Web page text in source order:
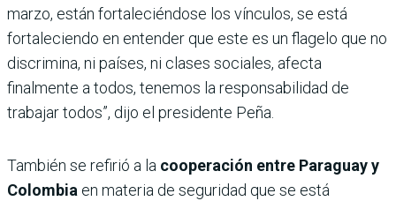
marzo, están fortaleciéndose los vínculos, se está
fortaleciendo en entender que este es un flagelo que no
discrimina, ni países, ni clases sociales, afecta
finalmente a todos, tenemos la responsabilidad de
trabajar todos”, dijo el presidente Peña.
También se refirió a la cooperación entre Paraguay y
Colombia en materia de seguridad que se está